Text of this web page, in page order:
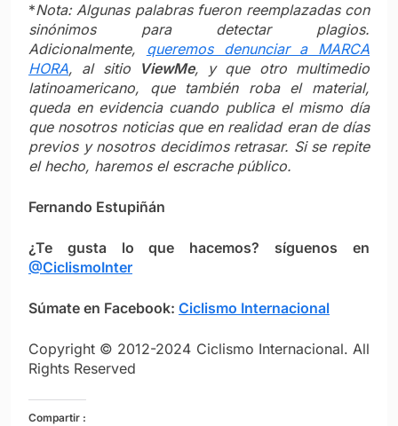
*Nota: Algunas palabras fueron reemplazadas con
sinónimos para detectar plagios.
Adicionalmente, queremos denunciar a MARCA
HORA, al sitio ViewMe, y que otro multimedio
latinoamericano, que también roba el material,
queda en evidencia cuando publica el mismo día
que nosotros noticias que en realidad eran de días
previos y nosotros decidimos retrasar. Si se repite
el hecho, haremos el escrache público.
Fernando Estupiñán
¿Te gusta lo que hacemos? síguenos en
@CiclismoInter
Súmate en Facebook: Ciclismo Internacional
Copyright © 2012-2024 Ciclismo Internacional. All
Rights Reserved
Compartir :